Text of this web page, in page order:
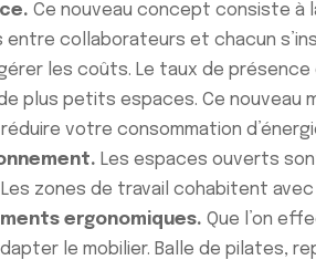
Ce nouveau concept consiste à
collaborateurs et chacun
les coûts. Le taux de
plus petits espaces. Ce nouveau
votre consommation
Les espaces ouverts
zones de travail cohabitent
ergonomiques. Que l’on
le mobilier. Balle de pilates,